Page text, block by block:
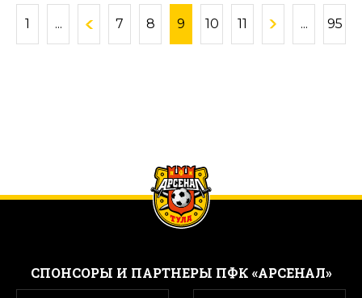
1 ... 7 8 9 10 11 ... 95
CПОНСОРЫ И ПАРТНЕРЫ ПФК «АРСЕНАЛ»